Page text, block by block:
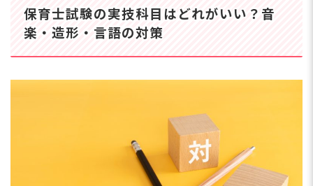
または車で6分／神奈川中央バ
ス「多摩境通り北」バス停から
※マイカー・バイク・自転車通
上限8.2万円の借り上
げ社宅あり！残業は月
も
保育士試験の実技科目はどれがいい？音
楽・造形・言語の対策